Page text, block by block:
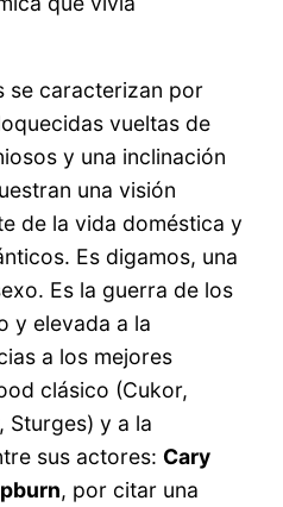
se caracterizan por
vueltas de
y una inclinación
una visión
de la vida doméstica y
Es digamos, una
Es la guerra de los
y elevada a la
a los mejores
clásico (Cukor,
Sturges) y a la
sus actores: Cary
, por citar una